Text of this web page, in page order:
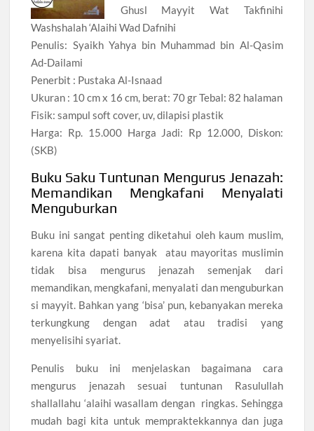
Ghusl Mayyit Wat Takfinihi
Washshalah ‘Alaihi Wad Dafnihi
Penulis: Syaikh Yahya bin Muhammad bin Al-Qasim
Ad-Dailami
Penerbit : Pustaka Al-Isnaad
Ukuran : 10 cm x 16 cm, berat: 70 gr Tebal: 82 halaman
Fisik: sampul soft cover, uv, dilapisi plastik
Harga: Rp. 15.000 Harga Jadi: Rp 12.000, Diskon:
(SKB)
Buku Saku Tuntunan Mengurus Jenazah:
Memandikan Mengkafani Menyalati
Menguburkan
Buku ini sangat penting diketahui oleh kaum muslim,
karena kita dapati banyak atau mayoritas muslimin
tidak bisa mengurus jenazah semenjak dari
memandikan, mengkafani, menyalati dan menguburkan
si mayyit. Bahkan yang ‘bisa’ pun, kebanyakan mereka
terkungkung dengan adat atau tradisi yang
menyelisihi syariat.
Penulis buku ini menjelaskan bagaimana cara
mengurus jenazah sesuai tuntunan Rasulullah
shallallahu ‘alaihi wasallam dengan ringkas. Sehingga
mudah bagi kita untuk mempraktekkannya dan juga